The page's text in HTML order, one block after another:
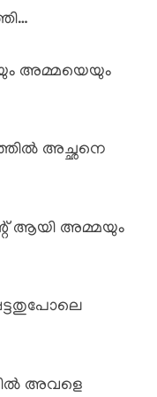
അമ്മയെയും
അച്ഛനെ
ആയി അമ്മയും
അവളെ